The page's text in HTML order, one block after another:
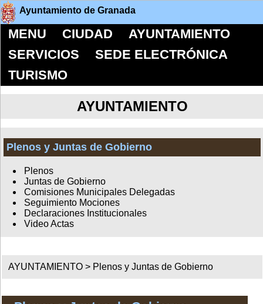
Ayuntamiento de Granada
MENU CIUDAD
AYUNTAMIENTO
SERVICIOS
SEDE ELECTRÓNICA
TURISMO
AYUNTAMIENTO
Plenos y Juntas de Gobierno
Plenos
Juntas de Gobierno
Comisiones Municipales Delegadas
Seguimiento Mociones
Declaraciones Institucionales
Video Actas
AYUNTAMIENTO > Plenos y Juntas de Gobierno